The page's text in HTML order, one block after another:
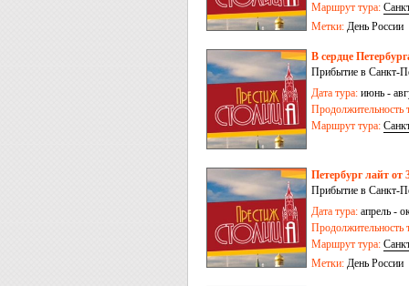
Маршрут тура:
Метки: День России
В сердце
Прибытие в Санкт-
Дата тура: июнь -
Продолжительность
Маршрут тура:
Петербург лайт от
Прибытие в Санкт-
Дата тура: апрель -
Продолжительность
Маршрут тура:
Метки: День России